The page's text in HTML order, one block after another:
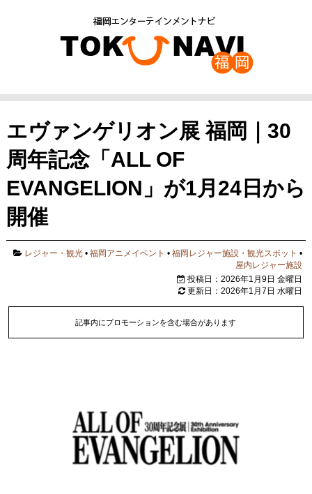
エヴァンゲリオン展 福岡｜30
周年記念「ALL OF
EVANGELION」が1月24日から
開催
レジャー・観光 •福岡アニメイベント •福岡レジャー施設・観光スポット •
屋内レジャー施設
投稿日：2026年1月9日 金曜日
更新日：2026年1月7日 水曜日
記事内にプロモーションを含む場合があります